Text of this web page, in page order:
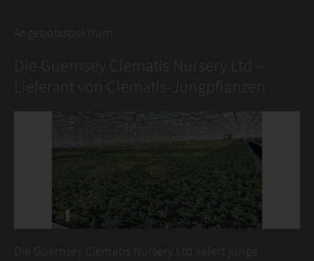
Angebotsspektrum
Die Guernsey Clematis Nursery Ltd –
Lieferant von Clematis-Jungpflanzen
Die Guernsey Clematis Nursery Ltd liefert junge